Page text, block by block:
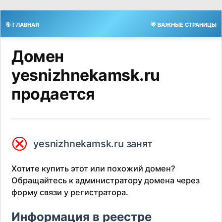
🎯 ГЛАВНАЯ 🌟 ВАЖНЫЕ СТРАНИЦЫ
Домен
yesnizhnekamsk.ru
продается
⮿ yesnizhnekamsk.ru занят
Хотите купить этот или похожий домен?
Обращайтесь к администратору домена через
форму связи у регистратора.
Информация в реестре